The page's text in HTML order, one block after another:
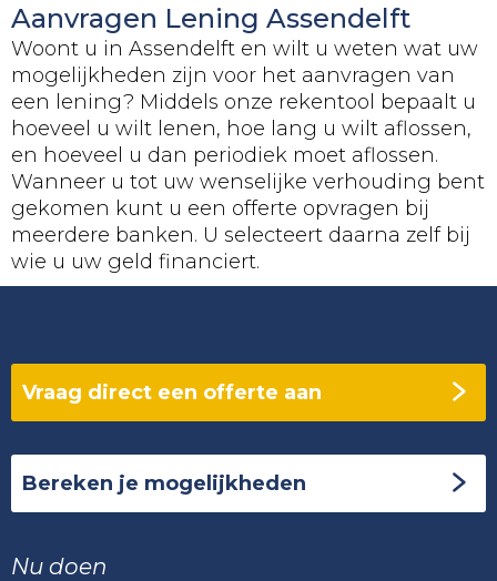
Aanvragen Lening Assendelft
Woont u in Assendelft en wilt u weten wat uw
mogelijkheden zijn voor het aanvragen van
een lening? Middels onze rekentool bepaalt u
hoeveel u wilt lenen, hoe lang u wilt aflossen,
en hoeveel u dan periodiek moet aflossen.
Wanneer u tot uw wenselijke verhouding bent
gekomen kunt u een offerte opvragen bij
meerdere banken. U selecteert daarna zelf bij
wie u uw geld financiert.
Vraag direct een offerte aan
Bereken je mogelijkheden
Nu doen